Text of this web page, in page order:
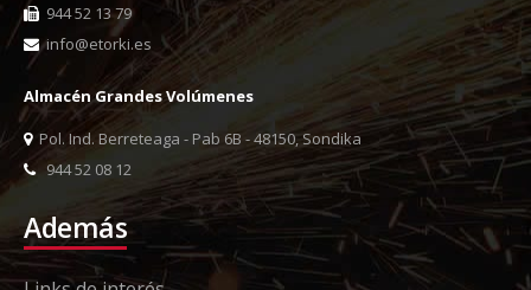
944 52 13 79
info@etorki.es
Almacén Grandes Volúmenes
Pol. Ind. Berreteaga - Pab 6B - 48150, Sondika
944 52 08 12
Además